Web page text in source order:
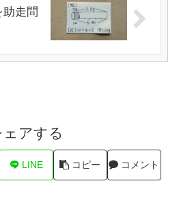
走問
ェアする
LINE コピー コメント